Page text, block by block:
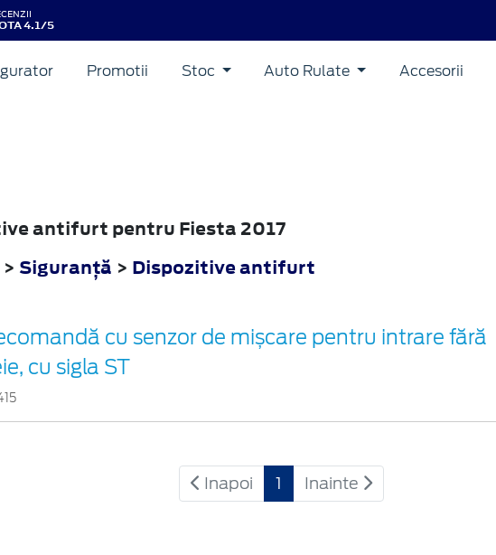
4.1/5
Promotii Stoc Auto Rulate Accesorii
antifurt pentru Fiesta 2017
> Siguranţă > Dispozitive antifurt
cu senzor de mișcare pentru intrare fără
cu sigla ST
Inapoi 1 Inainte